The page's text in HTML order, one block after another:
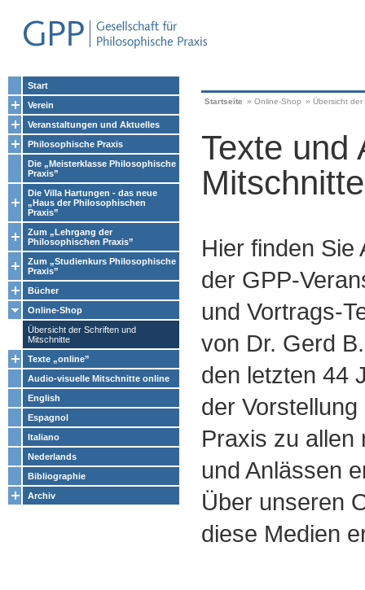
Start
Verein
Veranstaltungen und Aktuelles
Philosophische Praxis
Die „Meisterklasse Philosophische
Praxis”
Die Villa Hartungen - das neue
„Haus der Philosophischen
Praxis”
Zum „Lehrgang der
Philosophischen Praxis”
Zum „Studienkurs Philosophische
Praxis”
Bücher
Online-Shop
Übersicht der Schriften und
Mitschnitte
Texte „online”
Audio-visuelle Mitschnitte online
English
Espagnol
Italiano
Nederlands
Bibliographie
Archiv
Startseite » Online-Shop » Übersicht
Texte und
Mitschnitte
Hier finden Sie
der GPP-
und Vortrags-
von Dr. Gerd
den letzten 44
der
Praxis zu allen
und Anlässen
Über unseren
diese Medien